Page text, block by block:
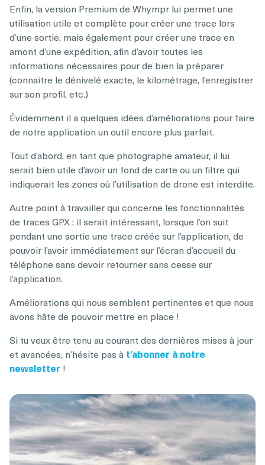
Enfin, la version Premium de Whympr lui permet une
utilisation utile et complète pour créer une trace lors
d’une sortie, mais également pour créer une trace en
amont d’une expédition, afin d’avoir toutes les
informations nécessaires pour de bien la préparer
(connaitre le dénivelé exacte, le kilométrage, l’enregistrer
sur son profil, etc.)
Évidemment il a quelques idées d’améliorations pour faire
de notre application un outil encore plus parfait.
Tout d’abord, en tant que photographe amateur, il lui
serait bien utile d’avoir un fond de carte ou un filtre qui
indiquerait les zones où l’utilisation de drone est interdite.
Autre point à travailler qui concerne les fonctionnalités
de traces GPX : il serait intéressant, lorsque l’on suit
pendant une sortie une trace créée sur l’application, de
pouvoir l’avoir immédiatement sur l’écran d’accueil du
téléphone sans devoir retourner sans cesse sur
l’application.
Améliorations qui nous semblent pertinentes et que nous
avons hâte de pouvoir mettre en place !
Si tu veux être tenu au courant des dernières mises à jour
et avancées, n’hésite pas à t’abonner à notre
newsletter !